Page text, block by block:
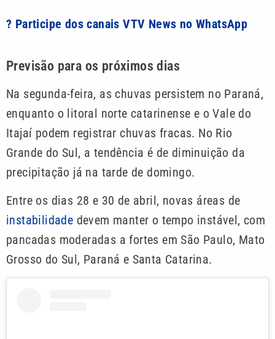
? Participe dos canais VTV News no WhatsApp
Previsão para os próximos dias
Na segunda-feira, as chuvas persistem no Paraná,
enquanto o litoral norte catarinense e o Vale do
Itajaí podem registrar chuvas fracas. No Rio
Grande do Sul, a tendência é de diminuição da
precipitação já na tarde de domingo.
Entre os dias 28 e 30 de abril, novas áreas de
instabilidade devem manter o tempo instável, com
pancadas moderadas a fortes em São Paulo, Mato
Grosso do Sul, Paraná e Santa Catarina.